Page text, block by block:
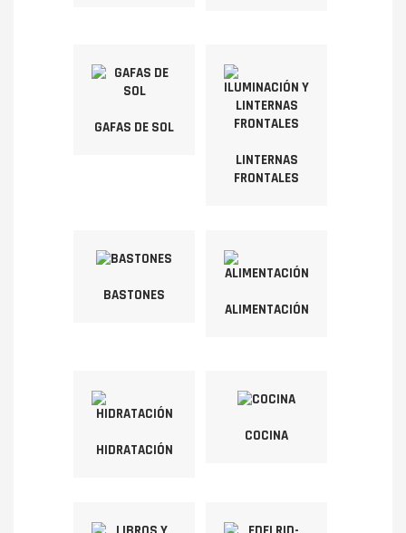
GAFAS DE SOL
LINTERNAS
FRONTALES
BASTONES
ALIMENTACIÓN
HIDRATACIÓN
COCINA